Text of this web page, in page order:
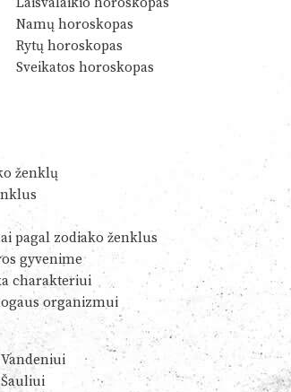
Namų horoskopas
Rytų horoskopas
Sveikatos horoskopas
ženklų
pagal zodiako ženklus
gyvenime
charakteriui
organizmui